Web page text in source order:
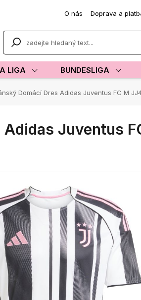
O nás Doprava a
LIGA BUNDESLIGA
Domácí Dres Adidas Juventus FC M
Adidas Juventus